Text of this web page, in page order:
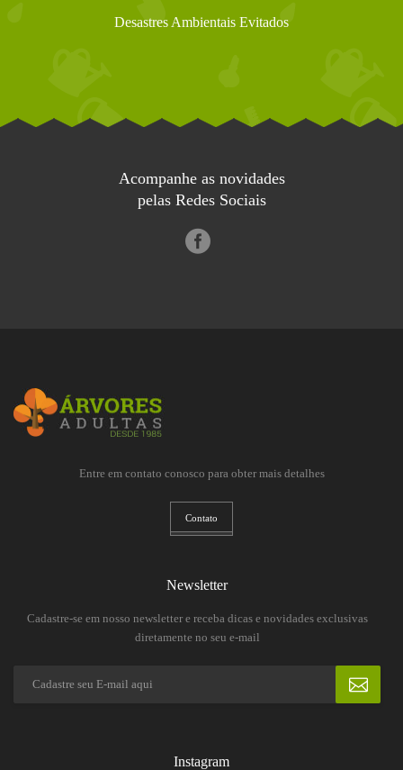
Desastres Ambientais Evitados
Acompanhe as novidades
pelas Redes Sociais
Entre em contato conosco para obter mais detalhes
Contato
Newsletter
Cadastre-se em nosso newsletter e receba dicas e novidades exclusivas
diretamente no seu e-mail
Instagram